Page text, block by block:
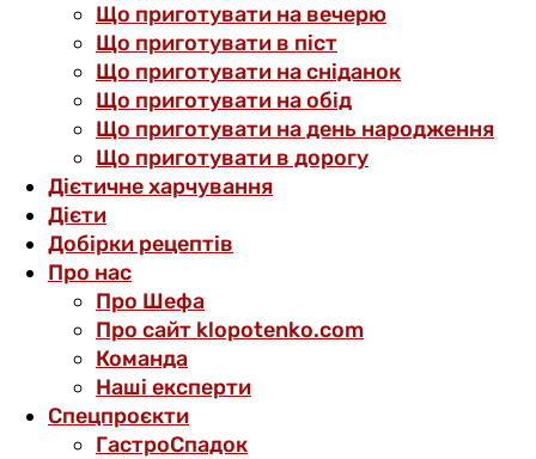
Що приготувати на вечерю
Що приготувати в піст
Що приготувати на сніданок
Що приготувати на обід
Що приготувати на день народження
Що приготувати в дорогу
Дієтичне харчування
Дієти
Добірки рецептів
Про нас
Про Шефа
Про сайт klopotenko.com
Команда
Наші експерти
Спецпроєкти
ГастроСпадок